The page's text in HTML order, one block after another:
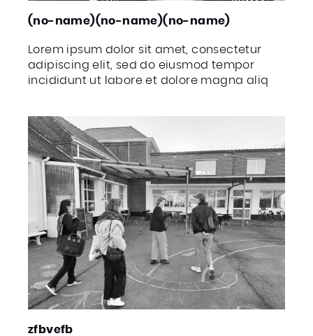
(no-name)(no-name)(no-name)
Lorem ipsum dolor sit amet, consectetur
adipiscing elit, sed do eiusmod tempor
incididunt ut labore et dolore magna aliq
zfbvefb